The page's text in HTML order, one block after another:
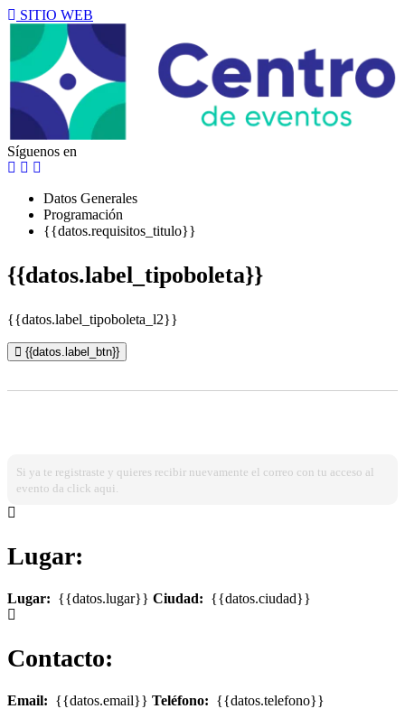
SITIO WEB
Síguenos en
Datos Generales
Programación
{{datos.requisitos_titulo}}
{{datos.label_tipoboleta}}
{{datos.label_tipoboleta_l2}}
{{datos.label_btn}}
Si ya te registraste y quieres recibir nuevamente el correo con tu acceso al
evento da click aqui.
Lugar:
Lugar: {{datos.lugar}} Ciudad: {{datos.ciudad}}
Contacto:
Email: {{datos.email}} Teléfono: {{datos.telefono}}